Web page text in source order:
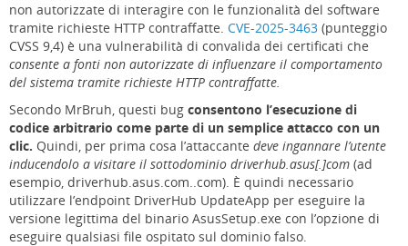
non autorizzate di interagire con le funzionalità del software
tramite richieste HTTP contraffatte. CVE-2025-3463 (punteggio
CVSS 9,4) è una vulnerabilità di convalida dei certificati che
consente a fonti non autorizzate di influenzare il comportamento
del sistema tramite richieste HTTP contraffatte.
Secondo MrBruh, questi bug consentono l’esecuzione di
codice arbitrario come parte di un semplice attacco con un
clic. Quindi, per prima cosa l’attaccante deve ingannare l’utente
inducendolo a visitare il sottodominio driverhub.asus[.]com (ad
esempio, driverhub.asus.com..com). È quindi necessario
utilizzare l’endpoint DriverHub UpdateApp per eseguire la
versione legittima del binario AsusSetup.exe con l’opzione di
eseguire qualsiasi file ospitato sul dominio falso.